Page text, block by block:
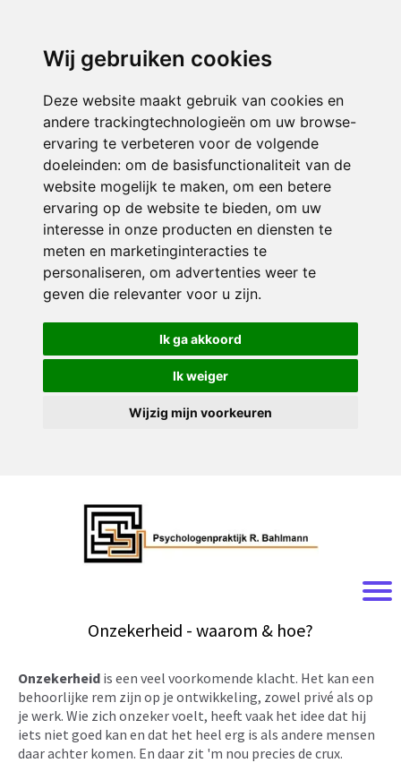
Wij gebruiken cookies
Deze website maakt gebruik van cookies en
andere trackingtechnologieën om uw browse-
ervaring te verbeteren voor de volgende
doeleinden: om de basisfunctionaliteit van de
website mogelijk te maken, om een betere
ervaring op de website te bieden, om uw
interesse in onze producten en diensten te
meten en marketinginteracties te
personaliseren, om advertenties weer te
geven die relevanter voor u zijn.
Ik ga akkoord
Ik weiger
Wijzig mijn voorkeuren
Onzekerheid - waarom & hoe?
Onzekerheid is een veel voorkomende klacht. Het kan een
behoorlijke rem zijn op je ontwikkeling, zowel privé als op
je werk. Wie zich onzeker voelt, heeft vaak het idee dat hij
iets niet goed kan en dat het heel erg is als andere mensen
daar achter komen. En daar zit 'm nou precies de crux.